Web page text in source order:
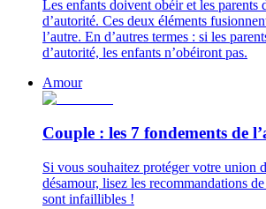
Les enfants doivent obéir et les parents
d’autorité. Ces deux éléments
l’autre. En d’autres termes : si les
d’autorité, les enfants n’obéiront pas.
Amour
Couple : les 7 fondements de
Si vous souhaitez protéger votre union
désamour, lisez les recommandations
sont infaillibles !